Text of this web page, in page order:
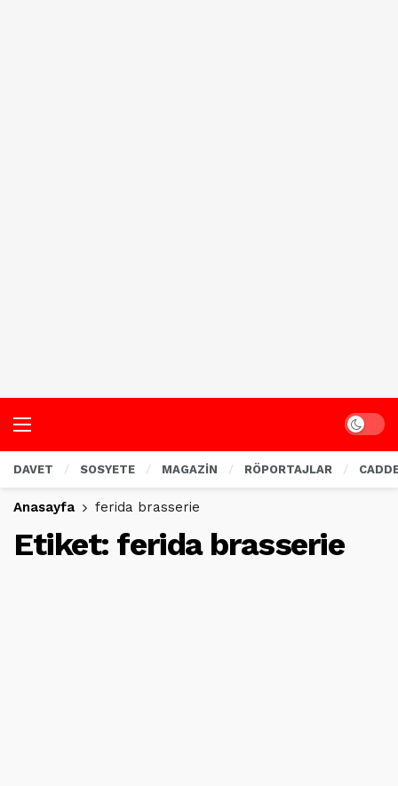
Dark
DAVET SOSYETE MAGAZİN RÖPORTAJLAR
Anasayfa ferida brasserie
Etiket: ferida brasserie